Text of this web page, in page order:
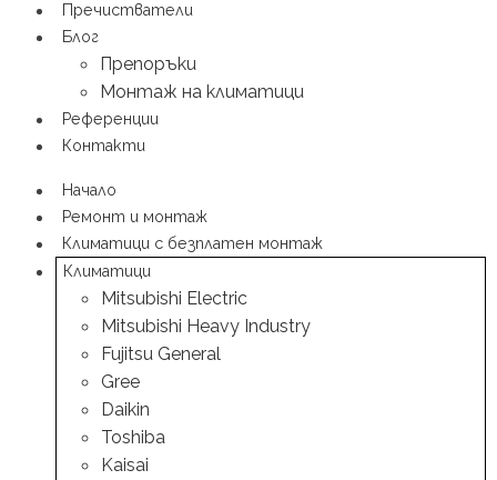
Пречистватели
Блог
Препоръки
Монтаж на климатици
Референции
Контакти
Начало
Ремонт и монтаж
Климатици с безплатен монтаж
Климатици
Mitsubishi Electric
Mitsubishi Heavy Industry
Fujitsu General
Gree
Daikin
Toshiba
Kaisai